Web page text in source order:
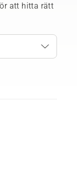
att hitta rätt